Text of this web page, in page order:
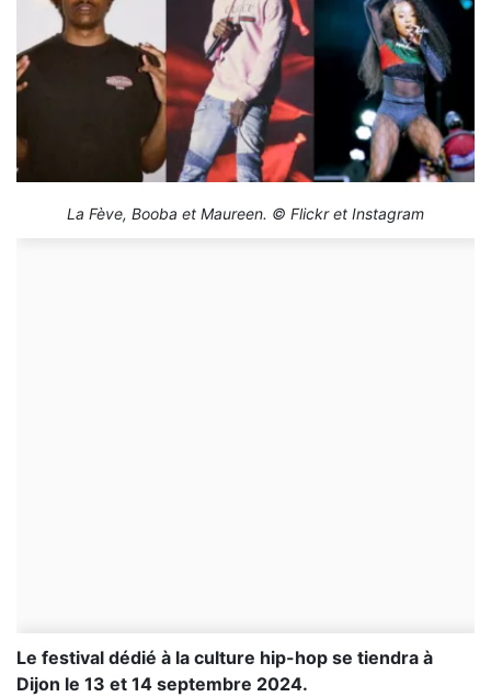
La Fève, Booba et Maureen. © Flickr et Instagram
Le festival dédié à la culture hip-hop se tiendra à
Dijon le 13 et 14 septembre 2024.